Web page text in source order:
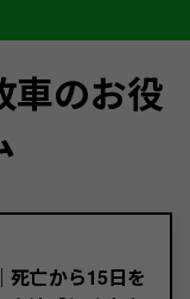
車のお役
死亡から15日を